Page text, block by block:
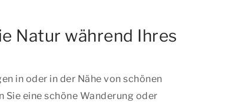
Natur während Ihres
in oder in der Nähe von schönen
Sie eine schöne Wanderung oder